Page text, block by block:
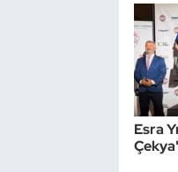
Esra
Vücut Geliştirme
Wushu Kungfu